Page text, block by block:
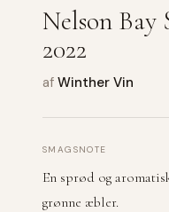
Nelson Bay
2022
af Winther Vin
SMAGSNOTE
En sprød og
grønne æbler.